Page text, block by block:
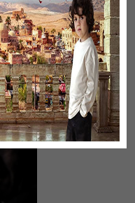
организации